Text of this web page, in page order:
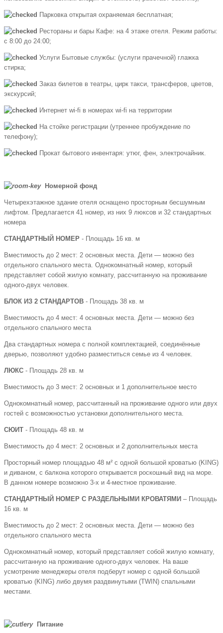
Парковка открытая охраняемая бесплатная;
Рестораны и бары Кафе: на 4 этаже отеля. Режим работы:
с 8:00 до 24:00;
Услуги Бытовые службы: (услуги прачечной) глажка
стирка;
Заказ билетов в театры, цирк такси, трансферов, цветов,
экскурсий;
Интернет wi-fi в номерах wi-fi на территории
На стойке регистрации (утреннее пробуждение по
телефону);
Прокат бытового инвентаря: утюг, фен, электрочайник.
Номерной фонд
Четырехэтажное здание отеля оснащено просторным бесшумным
лифтом. Предлагается 41 номер, из них 9 люксов и 32 стандартных
номера
СТАНДАРТНЫЙ НОМЕР - Площадь 16 кв. м
Вместимость до 2 мест: 2 основных места. Дети — можно без
отдельного спального места. Однокомнатный номер, который
представляет собой жилую комнату, рассчитанную на проживание
одного-двух человек.
БЛОК ИЗ 2 СТАНДАРТОВ - Площадь 38 кв. м
Вместимость до 4 мест: 4 основных места. Дети — можно без
отдельного спального места
Два стандартных номера с полной комплектацией, соединённые
дверью, позволяют удобно разместиться семье из 4 человек.
ЛЮКС - Площадь 28 кв. м
Вместимость до 3 мест: 2 основных и 1 дополнительное место
Однокомнатный номер, рассчитанный на проживание одного или двух
гостей с возможностью установки дополнительного места.
СЮИТ - Площадь 48 кв. м
Вместимость до 4 мест: 2 основных и 2 дополнительных места
Просторный номер площадью 48 м² с одной большой кроватью (KING)
и диваном, с балкона которого открывается роскошный вид на море.
В данном номере возможно 3-х и 4-местное проживание.
СТАНДАРТНЫЙ НОМЕР С РАЗДЕЛЬНЫМИ КРОВАТЯМИ – Площадь
16 кв. м
Вместимость до 2 мест: 2 основных места. Дети — можно без
отдельного спального места
Однокомнатный номер, который представляет собой жилую комнату,
рассчитанную на проживание одного-двух человек. На ваше
усмотрение менеджеры отеля подберут номер с одной большой
кроватью (KING) либо двумя раздвинутыми (TWIN) спальными
местами.
Питание